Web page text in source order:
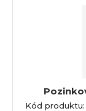
Kód produktu: